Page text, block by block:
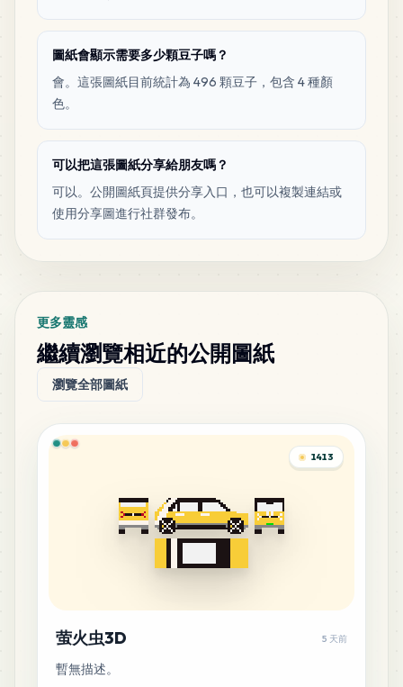
圖紙會顯示需要多少顆豆子嗎？
會。這張圖紙目前統計為 496 顆豆子，包含 4 種顏
色。
可以把這張圖紙分享給朋友嗎？
可以。公開圖紙頁提供分享入口，也可以複製連結或
使用分享圖進行社群發布。
更多靈感
繼續瀏覽相近的公開圖紙
瀏覽全部圖紙
1413
萤火虫3D 5 天前
暫無描述。